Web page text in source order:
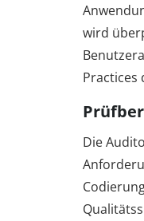
wird
Practices
Die